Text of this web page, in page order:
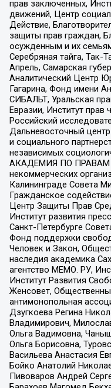
прав заключенных,
движений, Центр
Действие,
защиты прав граждан,
осужденным и их
Серебряная тайга, Так-
Апрель, Самарская
Аналитический Центр
Гагарина, Фонд имени
СИБАЛЬТ, Уральская
Евразии, Институт
Российский
Дальневосточный
и социального
независимых
АКАДЕМИЯ ПО ПРАВАМ
некоммерческих
Калининграде Совета
Гражданское
Центр Защиты Прав
Институт развития
Санкт-Петербурге
Фонд поддержки
Человек и Закон,
наследия академика
агентство МЕМО. РУ,
Институт Развития
Женсовет,
антимонопольная
Дзугкоева Регина
Владимирович,
Ольга Вадимовна,
Ольга Борисовна,
Васильева Анастасия
Бойко Анатолий
Пивоваров Андрей